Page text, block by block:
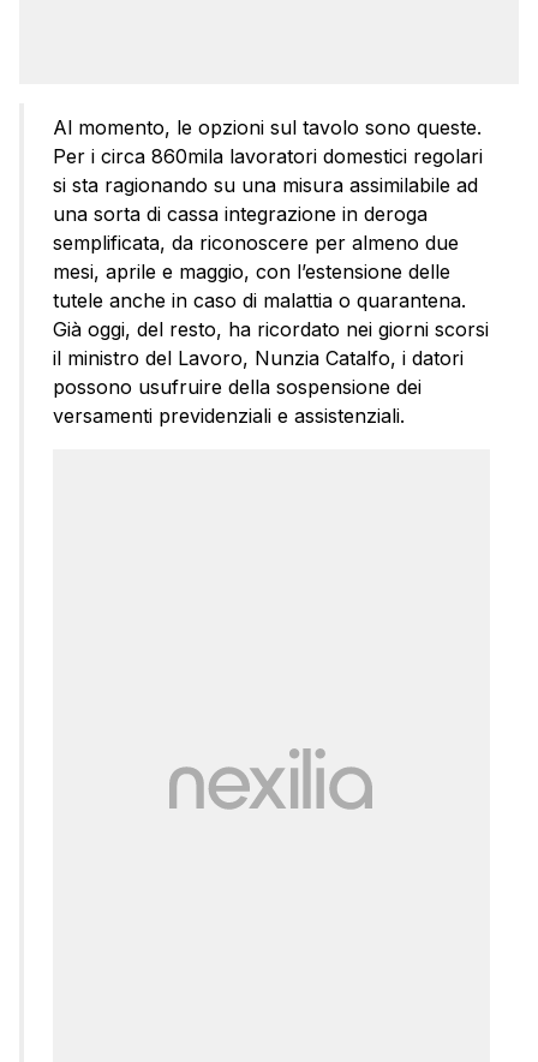
Al momento, le opzioni sul tavolo sono queste.
Per i circa 860mila lavoratori domestici regolari
si sta ragionando su una misura assimilabile ad
una sorta di cassa integrazione in deroga
semplificata, da riconoscere per almeno due
mesi, aprile e maggio, con l’estensione delle
tutele anche in caso di malattia o quarantena.
Già oggi, del resto, ha ricordato nei giorni scorsi
il ministro del Lavoro, Nunzia Catalfo, i datori
possono usufruire della sospensione dei
versamenti previdenziali e assistenziali.